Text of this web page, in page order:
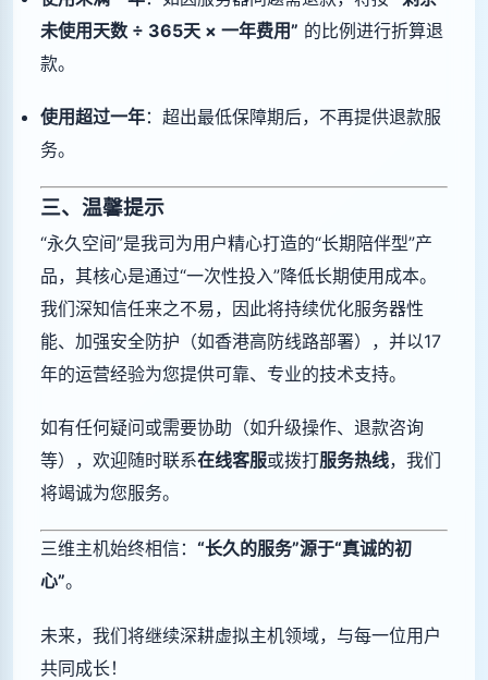
未使用天数 ÷ 365天 × 一年费用” 的比例进行折算退
款。
使用超过一年：超出最低保障期后，不再提供退款服
务。
三、温馨提示
“永久空间”是我司为用户精心打造的“长期陪伴型”产
品，其核心是通过“一次性投入”降低长期使用成本。
我们深知信任来之不易，因此将持续优化服务器性
能、加强安全防护（如香港高防线路部署），并以17
年的运营经验为您提供可靠、专业的技术支持。
如有任何疑问或需要协助（如升级操作、退款咨询
等），欢迎随时联系在线客服或拨打服务热线，我们
将竭诚为您服务。
三维主机始终相信： “长久的服务”源于“真诚的初
心”。
未来，我们将继续深耕虚拟主机领域，与每一位用户
共同成长！